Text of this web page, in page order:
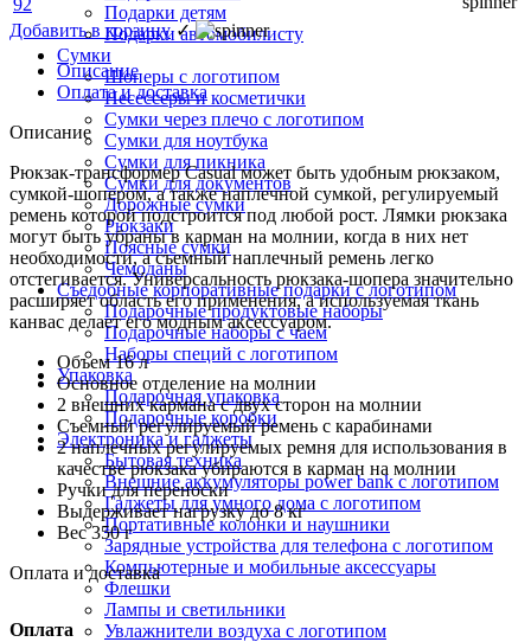
Подарки детям
Подарки автомобилисту
Сумки
Шоперы с логотипом
Несессеры и косметички
Сумки через плечо с логотипом
Сумки для ноутбука
Сумки для пикника
Сумки для документов
Дорожные сумки
Рюкзаки
Поясные сумки
Чемоданы
Съедобные корпоративные подарки с логотипом
Подарочные продуктовые наборы
Подарочные наборы с чаем
Наборы специй с логотипом
Упаковка
Подарочная упаковка
Подарочные коробки
Электроника и гаджеты
Бытовая техника
Внешние аккумуляторы power bank с логотипом
Гаджеты для умного дома с логотипом
Портативные колонки и наушники
Зарядные устройства для телефона с логотипом
Компьютерные и мобильные аксессуары
Флешки
Лампы и светильники
Увлажнители воздуха с логотипом
Добавить в корзину ✓
Описание
Оплата и доставка
Описание
Рюкзак-трансформер Casual может быть удобным рюкзаком,
сумкой-шопером, а также наплечной сумкой, регулируемый
ремень которой подстроится под любой рост. Лямки рюкзака
могут быть убраны в карман на молнии, когда в них нет
необходимости, а съемный наплечный ремень легко
отстегивается. Универсальность рюкзака-шопера значительно
расширяет область его применения, а используемая ткань
канвас делает его модным аксессуаром.
Объем 16 л
Основное отделение на молнии
2 внешних кармана с двух сторон на молнии
Съемный регулируемый ремень с карабинами
2 наплечных регулируемых ремня для использования в
качестве рюкзака убираются в карман на молнии
Ручки для переноски
Выдерживает нагрузку до 8 кг
Вес 350 г
Оплата и доставка
Оплата